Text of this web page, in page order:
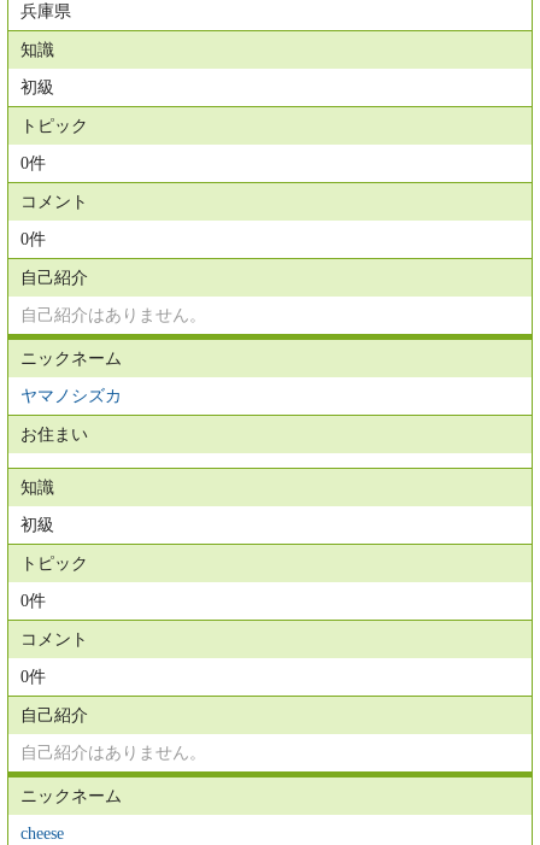
兵庫県
知識
初級
トピック
0件
コメント
0件
自己紹介
自己紹介はありません。
ニックネーム
ヤマノシズカ
お住まい
知識
初級
トピック
0件
コメント
0件
自己紹介
自己紹介はありません。
ニックネーム
cheese